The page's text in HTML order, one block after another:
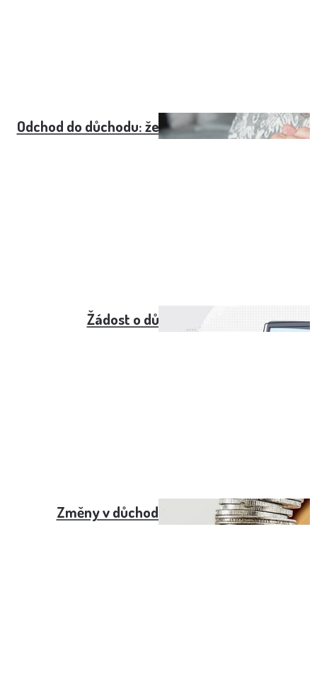
Odchod do důchodu: ženy - přehledná tabulka
Žádost o důchod online
Změny v důchodech od září 2023